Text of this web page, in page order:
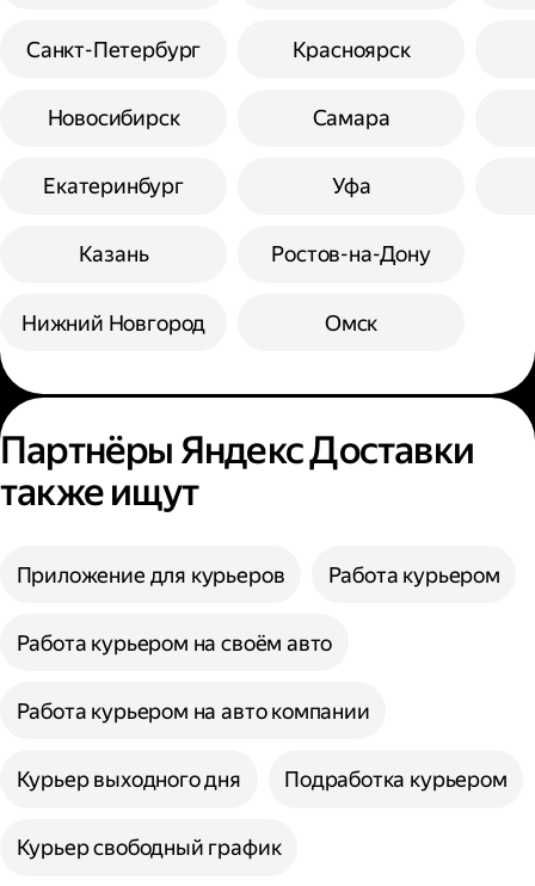
Санкт-Петербург
Новосибирск
Екатеринбург
Казань
Нижний Новгород
Красноярск
Самара
Уфа
Ростов-на-Дону
Омск
Партнёры Яндекс Доставки
также ищут
Приложение для курьеров Работа курьером
Работа курьером на своём авто
Работа курьером на авто компании
Курьер выходного дня Подработка курьером
Курьер свободный график